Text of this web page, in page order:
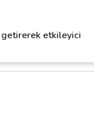
getirerek etkileyici